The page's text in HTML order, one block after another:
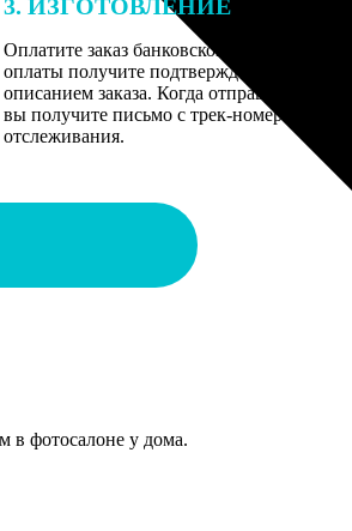
3. ИЗГОТОВЛЕНИЕ
Оплатите заказ банковской картой. После
оплаты получите подтверждение на email с
описанием заказа. Когда отправим заказ
вы получите письмо с трек-номером для
отслеживания.
в фотосалоне у дома.